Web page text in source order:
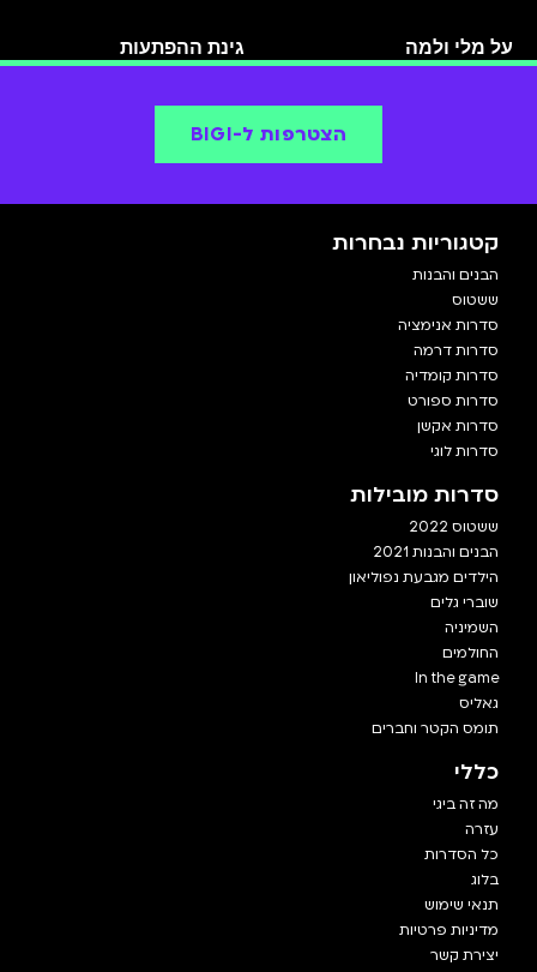
על מלי ולמה גינת ההפתעות
הצטרפות ל-BIGI
קטגוריות נבחרות
הבנים והבנות
ששטוס
סדרות אנימציה
סדרות דרמה
סדרות קומדיה
סדרות ספורט
סדרות אקשן
סדרות לוגי
סדרות מובילות
ששטוס 2022
הבנים והבנות 2021
הילדים מגבעת נפוליאון
שוברי גלים
השמיניה
החולמים
In the game
גאליס
תומס הקטר וחברים
כללי
מה זה ביגי
עזרה
כל הסדרות
בלוג
תנאי שימוש
מדיניות פרטיות
יצירת קשר